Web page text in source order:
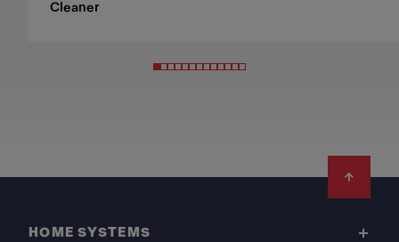
Cleaner
HOME SYSTEMS